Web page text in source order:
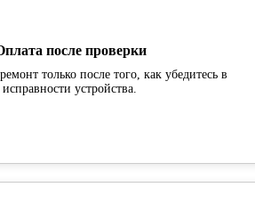
после проверки
только после того, как убедитесь в
исправности устройства.